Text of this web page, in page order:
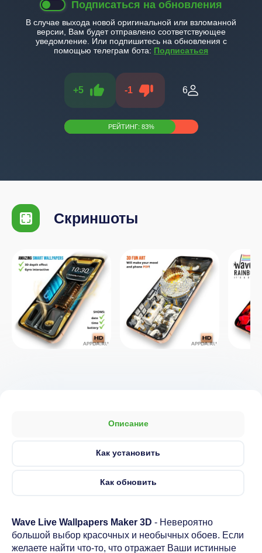
Подписаться на обновления
В случае выхода новой оригинальной или взломанной
версии, Вам будет отправлено соответствующее
уведомление. Или подпишитесь на обновления с
помощью телеграм бота: Подписаться
+5 -1 6
РЕЙТИНГ: 83%
Скриншоты
Описание
Как установить
Как обновить
Wave Live Wallpapers Maker 3D - Невероятно
большой выбор красочных и необычных обоев. Если
желаете найти что-то, что отражает Ваши истинные